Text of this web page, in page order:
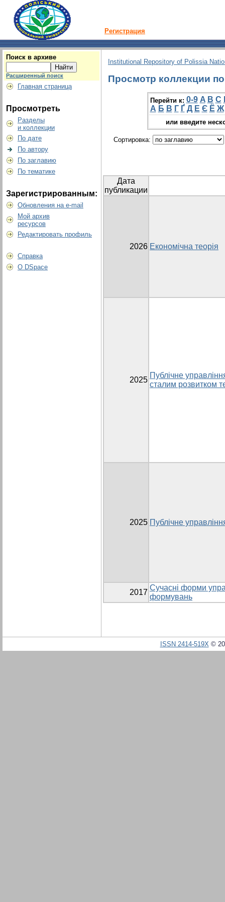
Регистрация
Поиск в архиве
Расширенный поиск
Главная страница
Просмотреть
Разделы
и коллекции
По дате
По автору
По заглавию
По тематике
Зарегистрированным:
Обновления на e-mail
Мой архив
ресурсов
Редактировать профиль
Справка
О DSpace
Institutional Repository of Polissia
Просмотр коллекции
Перейти к: 0-9 A B C
А Б В Г Ґ Д Е Є Ё Ж
или введите
Сортировка:
Дата
публикации
2026 Економічна теорія
2025
Публічне
сталим розвитком
2025 Публічне
2017
Сучасні форми
формувань
ISSN 2414-519X©